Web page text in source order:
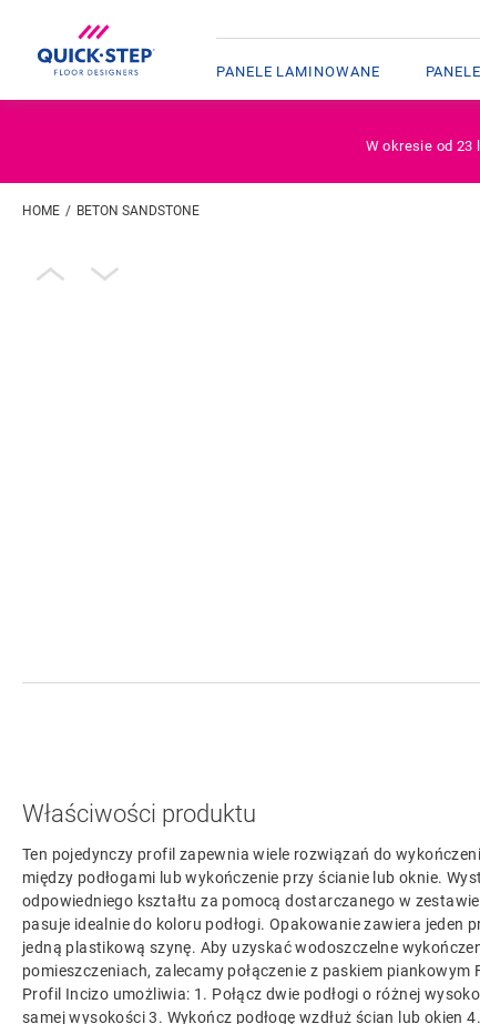
PANELE LAMINOWANE
W okresie od 23
HOME BETON SANDSTONE
Właściwości produktu
Ten pojedynczy profil zapewnia wiele rozwiązań do
między podłogami lub wykończenie przy ścianie lub oknie.
odpowiedniego kształtu za pomocą dostarczanego w
pasuje idealnie do koloru podłogi. Opakowanie zawiera jeden
jedną plastikową szynę. Aby uzyskać wodoszczelne
pomieszczeniach, zalecamy połączenie z paskiem
Profil Incizo umożliwia: 1. Połącz dwie podłogi o różnej
samej wysokości 3. Wykończ podłogę wzdłuż ścian lub okien